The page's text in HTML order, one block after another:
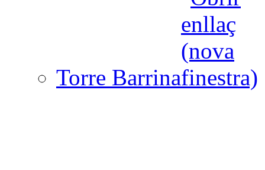
Torre Barrina